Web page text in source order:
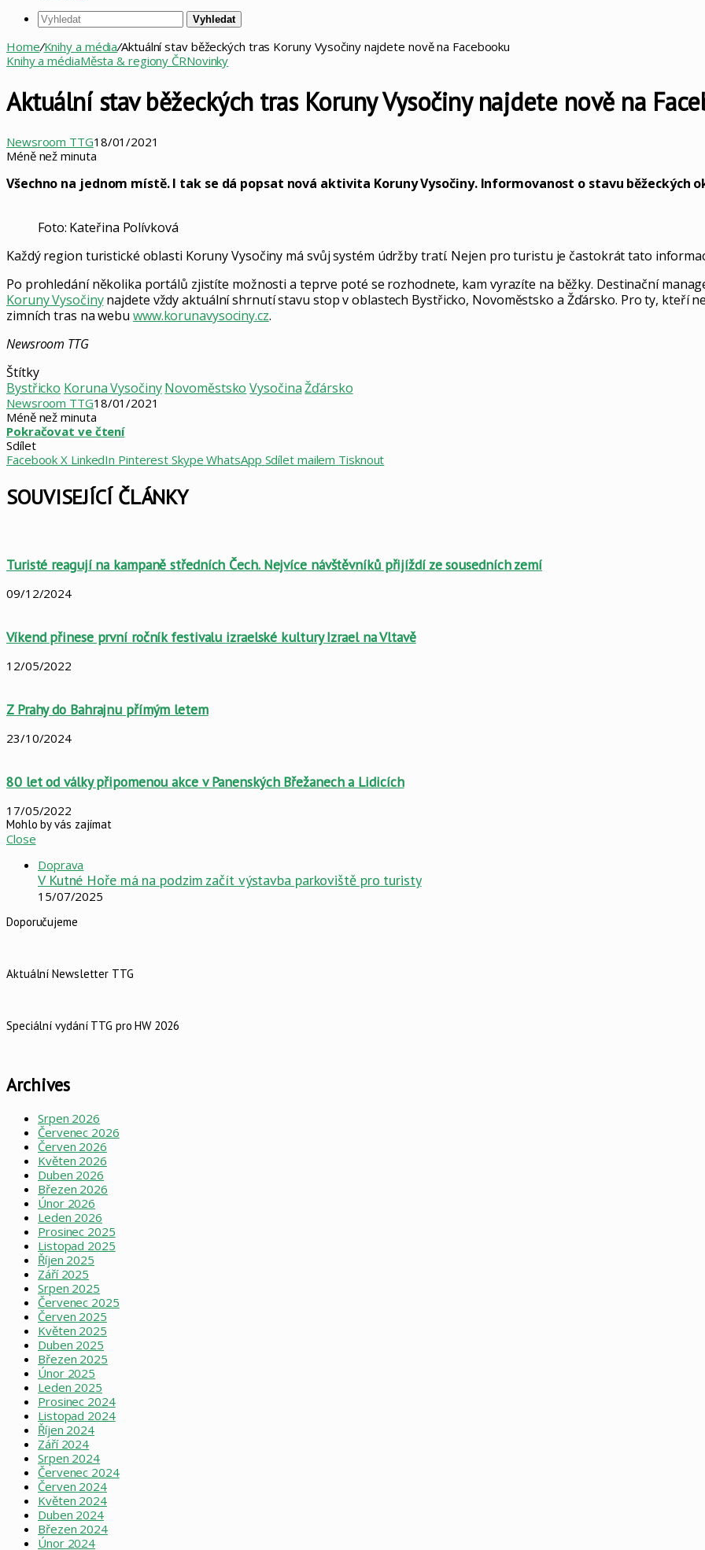
Vyhledat
Home/Knihy a média/Aktuální stav běžeckých tras Koruny Vysočiny najdete nově na Facebooku
Knihy a médiaMěsta & regiony ČRNovinky
Aktuální stav běžeckých tras Koruny Vysočiny najdete nově na
Newsroom TTG18/01/2021
Méně než minuta
Všechno na jednom místě. I tak se dá popsat nová aktivita Koruny Vysočiny. Informovanost o stavu
Foto: Kateřina Polívková
Každý region turistické oblasti Koruny Vysočiny má svůj systém údržby tratí. Nejen pro turistu je častokrát tato
Po prohledání několika portálů zjistíte možnosti a teprve poté se rozhodnete, kam vyrazíte na běžky. Destinační
Koruny Vysočinynajdete vždy aktuální shrnutí stavu stop v oblastech Bystřicko, Novoměstsko a Žďársko. Pro ty, kteří
zimních tras na webu www.korunavysociny.cz.
Newsroom TTG
Štítky
Bystřicko Koruna Vysočiny Novoměstsko VysočinaŽďársko
Newsroom TTG18/01/2021
Méně než minuta
Pokračovat ve čtení
Sdílet
Facebook X LinkedIn Pinterest Skype WhatsApp Sdílet mailem Tisknout
SOUVISEJÍCÍ ČLÁNKY
Turisté reagují na kampaně středních Čech. Nejvíce návštěvníků přijíždí ze sousedních zemí
09/12/2024
Víkend přinese první ročník festivalu izraelské kultury Izrael na Vltavě
12/05/2022
Z Prahy do Bahrajnu přímým letem
23/10/2024
80 let od války připomenou akce v Panenských Břežanech a Lidicích
17/05/2022
Mohlo by vás zajímat
Close
Doprava
V Kutné Hoře má na podzim začít výstavba parkoviště pro turisty
15/07/2025
Doporučujeme
Aktuální Newsletter TTG
Speciální vydání TTG pro HW 2026
Archives
Srpen 2026
Červenec 2026
Červen 2026
Květen 2026
Duben 2026
Březen 2026
Únor 2026
Leden 2026
Prosinec 2025
Listopad 2025
Říjen 2025
Září 2025
Srpen 2025
Červenec 2025
Červen 2025
Květen 2025
Duben 2025
Březen 2025
Únor 2025
Leden 2025
Prosinec 2024
Listopad 2024
Říjen 2024
Září 2024
Srpen 2024
Červenec 2024
Červen 2024
Květen 2024
Duben 2024
Březen 2024
Únor 2024